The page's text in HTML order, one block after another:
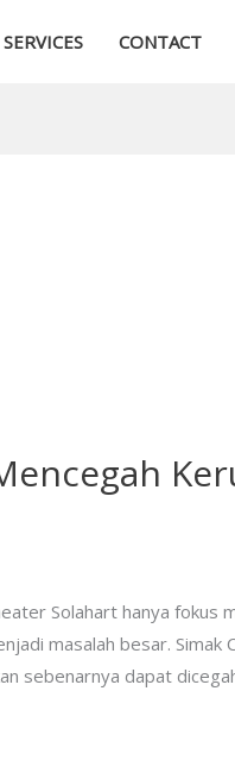
SERVICES CONTACT
Solahart hanya fokus
masalah besar.
sebenarnya dapat